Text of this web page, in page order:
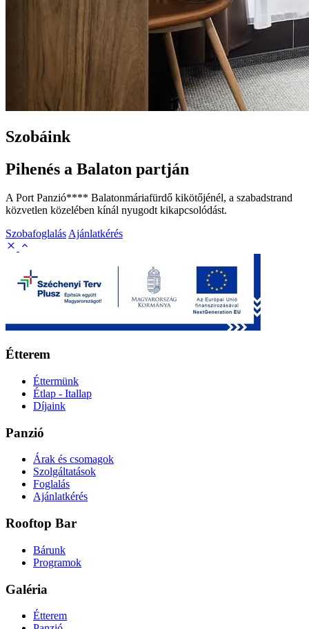
Szobáink
Pihenés a Balaton partján
A Port Panzió**** Balatonmáriafürdő kikötőjénél, a szabadstrand
közvetlen közelében kínál nyugodt kikapcsolódást.
SzobafoglalásAjánlatkérés
Étterem
Éttermünk
Étlap - Itallap
Díjaink
Panzió
Árak és csomagok
Szolgáltatások
Foglalás
Ajánlatkérés
Rooftop Bar
Bárunk
Programok
Galéria
Étterem